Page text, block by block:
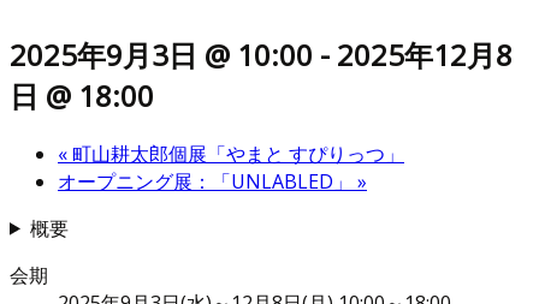
2025年9月3日 @ 10:00 - 2025年12月8
日 @ 18:00
«町山耕太郎個展「やまと すぴりっつ」
オープニング展：「UNLABLED」 »
概要
会期